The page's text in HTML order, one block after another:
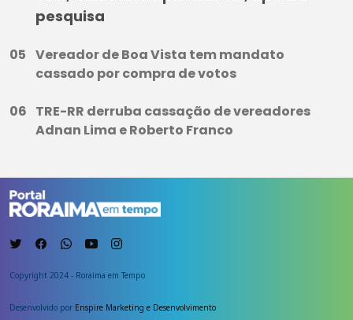
pesquisa
Vereador de Boa Vista tem mandato
cassado por compra de votos
TRE-RR derruba cassação de vereadores
Adnan Lima e Roberto Franco
Copyright 2024 - Roraima em Tempo
Desenvolvido por Enspire Marketing e Desenvolvimento